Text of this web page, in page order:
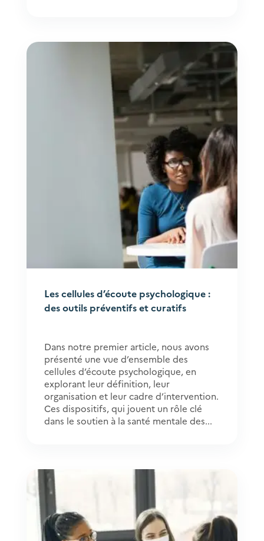
Les cellules d’écoute psychologique :
des outils préventifs et curatifs
Dans notre premier article, nous avons
présenté une vue d’ensemble des
cellules d’écoute psychologique, en
explorant leur définition, leur
organisation et leur cadre d’intervention.
Ces dispositifs, qui jouent un rôle clé
dans le soutien à la santé mentale des...